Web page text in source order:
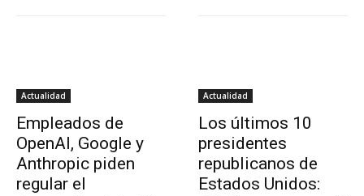
Actualidad
Empleados de
OpenAI, Google y
Anthropic piden
regular el
Actualidad
Los últimos 10
presidentes
republicanos de
Estados Unidos: